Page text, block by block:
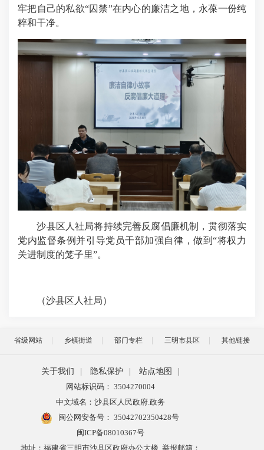
牢把自己的私欲“囚禁”在内心的廉洁之地，永葆一份纯
粹和干净。
沙县区人社局将持续完善反腐倡廉机制，贯彻落实
党内监督条例并引导党员干部加强自律，做到“将权力
关进制度的笼子里”。
（沙县区人社局）
省级网站 乡镇街道 部门专栏 三明市县区 其他链接
关于我们 隐私保护 站点地图
网站标识码： 3504270004
中文域名：沙县区人民政府.政务
闽公网安备号： 35042702350428号
闽ICP备08010367号
地址：福建省三明市沙县区政府办公大楼 举报邮箱：